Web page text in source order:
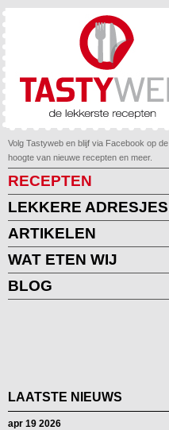
Volg Tastyweb en blijf via Facebook op de
hoogte van nieuwe recepten en meer.
RECEPTEN
LEKKERE ADRESJES
ARTIKELEN
WAT ETEN WIJ
BLOG
LAATSTE NIEUWS
apr 19 2026